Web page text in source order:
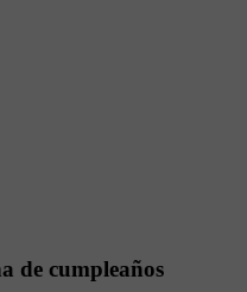
de cumpleaños